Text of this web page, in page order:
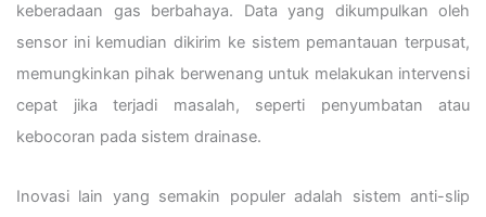
keberadaan gas berbahaya. Data yang dikumpulkan oleh
sensor ini kemudian dikirim ke sistem pemantauan terpusat,
memungkinkan pihak berwenang untuk melakukan intervensi
cepat jika terjadi masalah, seperti penyumbatan atau
kebocoran pada sistem drainase.
Inovasi lain yang semakin populer adalah sistem anti-slip